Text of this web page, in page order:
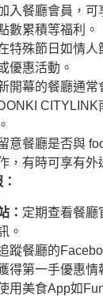
入餐廳會員，可
數累積等福利。
特殊節日如情人
優惠活動。
開幕的餐廳通常
意餐廳是否與
，有時可享有外
： 定期查看餐廳
。
蹤餐廳的
得第一手優惠情
用美食App如